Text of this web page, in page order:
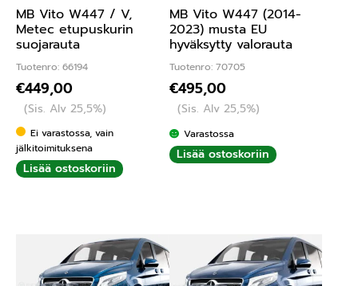
MB Vito W447 / V,
Metec etupuskurin
suojarauta
Tuotenro: 66194
€449,00
(Sis. Alv 25,5%)
Ei varastossa, vain
jälkitoimituksena
Lisää ostoskoriin
MB Vito W447 (2014-
2023) musta EU
hyväksytty valorauta
Tuotenro: 70705
€495,00
(Sis. Alv 25,5%)
Varastossa
Lisää ostoskoriin